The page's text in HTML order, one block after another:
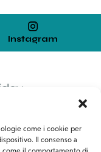
come i cookie per
Il consenso a
Instagram